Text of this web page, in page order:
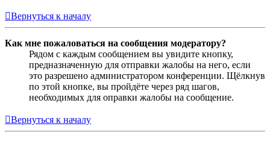
Вернуться к началу
Как мне пожаловаться на сообщения модератору?
Рядом с каждым сообщением вы увидите кнопку,
предназначенную для отправки жалобы на него, если
это разрешено администратором конференции. Щёлкнув
по этой кнопке, вы пройдёте через ряд шагов,
необходимых для оправки жалобы на сообщение.
Вернуться к началу